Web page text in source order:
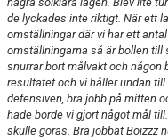
de lyckades inte riktigt. När ett
omställningar där vi har ett
omställningarna så är bollen till
snurrar bort målvakt och någon
resultatet och vi håller undan
defensiven, bra jobb på mitten
hade borde vi gjort något mål
skulle göras. Bra jobbat Boizzz